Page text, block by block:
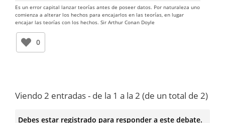
Es un error capital lanzar teorías antes de poseer datos. Por naturaleza uno
comienza a alterar los hechos para encajarlos en las teorías, en lugar
encajar las teorías con los hechos. Sir Arthur Conan Doyle
0
Viendo 2 entradas - de la 1 a la 2 (de un total de 2)
Debes estar registrado para responder a este debate.